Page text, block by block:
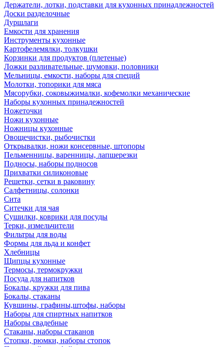
Держатели, лотки, подставки для кухонных принадлежностей
Доски разделочные
Дуршлаги
Емкости для хранения
Инструменты кухонные
Картофелемялки, толкушки
Корзинки для продуктов (плетеные)
Ложки разливательные, шумовки, половники
Мельницы, емкости, наборы для специй
Молотки, топорики для мяса
Мясорубки, соковыжималки, кофемолки механические
Наборы кухонных принадежностей
Ножеточки
Ножи кухонные
Ножницы кухонные
Овощечистки, рыбочистки
Открывалки, ножи консервные, штопоры
Пельменницы, варенницы, лапшерезки
Подносы, наборы подносов
Прихватки силиконовые
Решетки, сетки в раковину
Салфетницы, солонки
Сита
Ситечки для чая
Сушилки, коврики для посуды
Терки, измельчители
Фильтры для воды
Формы для льда и конфет
Хлебницы
Щипцы кухонные
Термосы, термокружки
Посуда для напитков
Бокалы, кружки для пива
Бокалы, стаканы
Кувшины, графины,штофы, наборы
Наборы для спиртных напитков
Наборы свадебные
Стаканы, наборы стаканов
Стопки, рюмки, наборы стопок